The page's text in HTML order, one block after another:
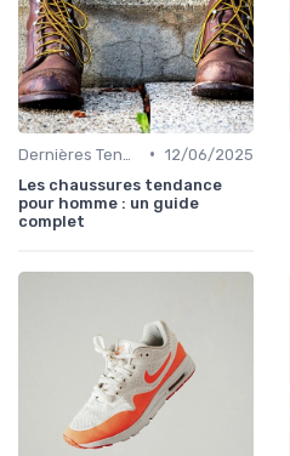
• 12/06/2025
Les chaussures tendance
pour homme : un guide
complet